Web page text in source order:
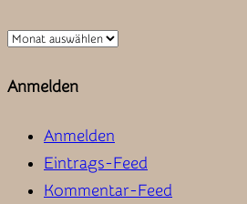
Zum
Anmelden
Anmelden
Eintrags-Feed
Kommentar-Feed